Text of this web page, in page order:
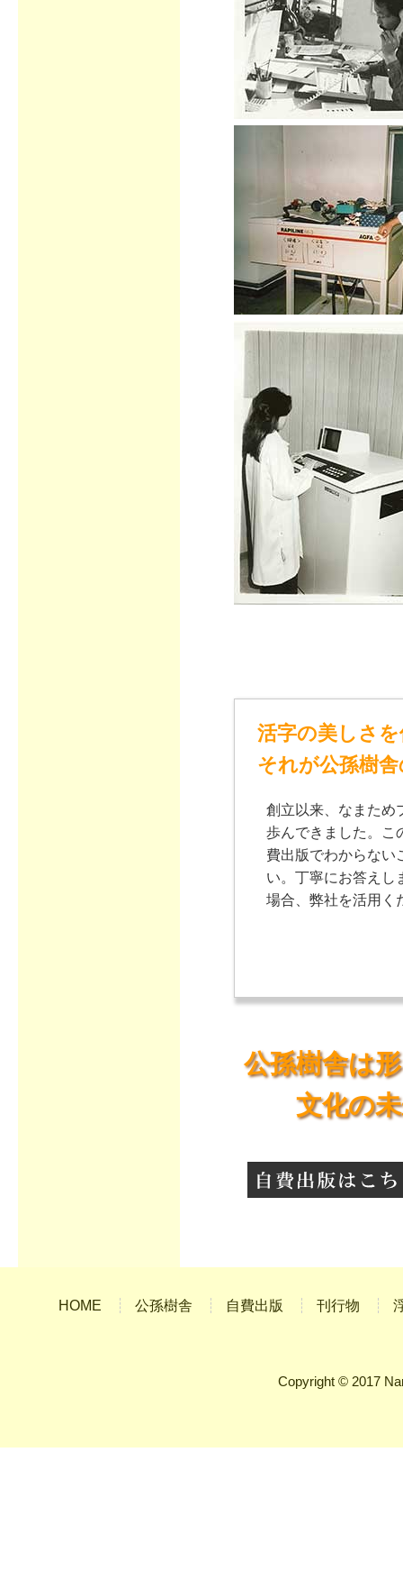
活字の美しさ
それが公孫樹
創立以来、なまため
歩んできました。こ
費出版でわからない
い。丁寧にお答えし
場合、弊社を活用く
公孫樹舎は
文化の
HOME 公孫樹舎 自費出版 刊行物
Copyright © 2017